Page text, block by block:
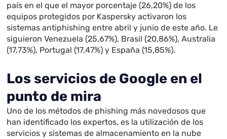
país en el que el mayor porcentaje (26,20%) de los
equipos protegidos por Kaspersky activaron los
sistemas antiphishing entre abril y junio de este año. Le
siguieron Venezuela (25,67%), Brasil (20,86%), Australia
(17,73%), Portugal (17,47%) y España (15,85%).
Los servicios de Google en el
punto de mira
Uno de los métodos de phishing más novedosos que
han identificado los expertos, es la utilización de los
servicios y sistemas de almacenamiento en la nube